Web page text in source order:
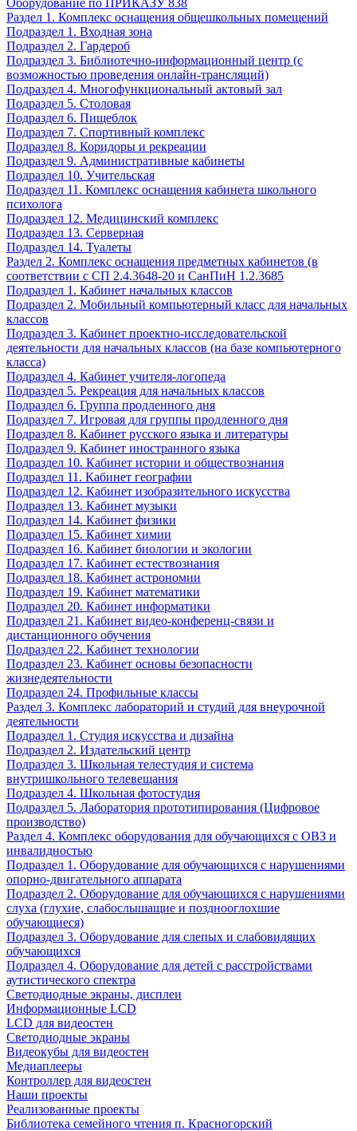
Оборудование по ПРИКАЗУ 838
Раздел 1. Комплекс оснащения общешкольных помещений
Подраздел 1. Входная зона
Подраздел 2. Гардероб
Подраздел 3. Библиотечно-информационный центр (с
возможностью проведения онлайн-трансляций)
Подраздел 4. Многофункциональный актовый зал
Подраздел 5. Столовая
Подраздел 6. Пищеблок
Подраздел 7. Спортивный комплекс
Подраздел 8. Коридоры и рекреации
Подраздел 9. Административные кабинеты
Подраздел 10. Учительская
Подраздел 11. Комплекс оснащения кабинета школьного
психолога
Подраздел 12. Медицинский комплекс
Подраздел 13. Серверная
Подраздел 14. Туалеты
Раздел 2. Комплекс оснащения предметных кабинетов (в
соответствии с СП 2.4.3648-20 и СанПиН 1.2.3685
Подраздел 1. Кабинет начальных классов
Подраздел 2. Мобильный компьютерный класс для начальных
классов
Подраздел 3. Кабинет проектно-исследовательской
деятельности для начальных классов (на базе компьютерного
класса)
Подраздел 4. Кабинет учителя-логопеда
Подраздел 5. Рекреация для начальных классов
Подраздел 6. Группа продленного дня
Подраздел 7. Игровая для группы продленного дня
Подраздел 8. Кабинет русского языка и литературы
Подраздел 9. Кабинет иностранного языка
Подраздел 10. Кабинет истории и обществознания
Подраздел 11. Кабинет географии
Подраздел 12. Кабинет изобразительного искусства
Подраздел 13. Кабинет музыки
Подраздел 14. Кабинет физики
Подраздел 15. Кабинет химии
Подраздел 16. Кабинет биологии и экологии
Подраздел 17. Кабинет естествознания
Подраздел 18. Кабинет астрономии
Подраздел 19. Кабинет математики
Подраздел 20. Кабинет информатики
Подраздел 21. Кабинет видео-конференц-связи и
дистанционного обучения
Подраздел 22. Кабинет технологии
Подраздел 23. Кабинет основы безопасности
жизнедеятельности
Подраздел 24. Профильные классы
Раздел 3. Комплекс лабораторий и студий для внеурочной
деятельности
Подраздел 1. Студия искусства и дизайна
Подраздел 2. Издательский центр
Подраздел 3. Школьная телестудия и система
внутришкольного телевещания
Подраздел 4. Школьная фотостудия
Подраздел 5. Лаборатория прототипирования (Цифровое
производство)
Раздел 4. Комплекс оборудования для обучающихся с ОВЗ и
инвалидностью
Подраздел 1. Оборудование для обучающихся с нарушениями
опорно-двигательного аппарата
Подраздел 2. Оборудование для обучающихся с нарушениями
слуха (глухие, слабослышащие и позднооглохшие
обучающиеся)
Подраздел 3. Оборудование для слепых и слабовидящих
обучающихся
Подраздел 4. Оборудование для детей с расстройствами
аутистического спектра
Светодиодные экраны, дисплеи
Информационные LCD
LCD для видеостен
Светодиодные экраны
Видеокубы для видеостен
Медиаплееры
Контроллер для видеостен
Наши проекты
Реализованные проекты
Библиотека семейного чтения п. Красногорский